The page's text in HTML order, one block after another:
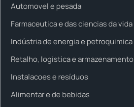
Automovel e pesada
Farmaceutica e das ciencias da vida
Indústria de energia e petroquimica
Retalho, logística e armazenamento
Instalacoes e resíduos
Alimentar e de bebidas